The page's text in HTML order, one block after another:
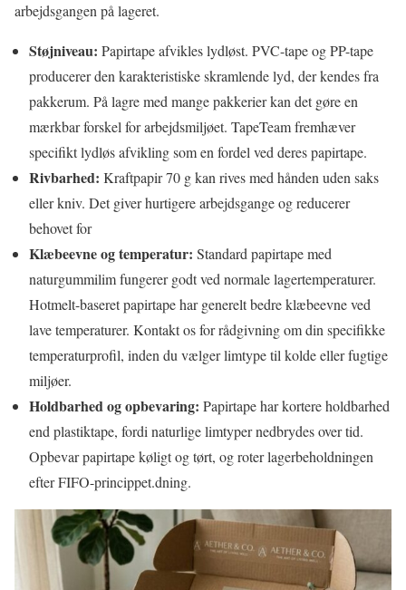
arbejdsgangen på lageret.
Støjniveau: Papirtape afvikles lydløst. PVC-tape og PP-tape
producerer den karakteristiske skramlende lyd, der kendes fra
pakkerum. På lagre med mange pakkerier kan det gøre en
mærkbar forskel for arbejdsmiljøet. TapeTeam fremhæver
specifikt lydløs afvikling som en fordel ved deres papirtape.
Rivbarhed: Kraftpapir 70 g kan rives med hånden uden saks
eller kniv. Det giver hurtigere arbejdsgange og reducerer
behovet for
Klæbeevne og temperatur: Standard papirtape med
naturgummilim fungerer godt ved normale lagertemperaturer.
Hotmelt-baseret papirtape har generelt bedre klæbeevne ved
lave temperaturer. Kontakt os for rådgivning om din specifikke
temperaturprofil, inden du vælger limtype til kolde eller fugtige
miljøer.
Holdbarhed og opbevaring: Papirtape har kortere holdbarhed
end plastiktape, fordi naturlige limtyper nedbrydes over tid.
Opbevar papirtape køligt og tørt, og roter lagerbeholdningen
efter FIFO-princippet.dning.